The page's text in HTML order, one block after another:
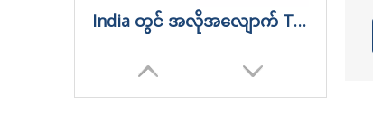
India တွင် အလိုအလျောက် Twin Tub Washing Machine Motor